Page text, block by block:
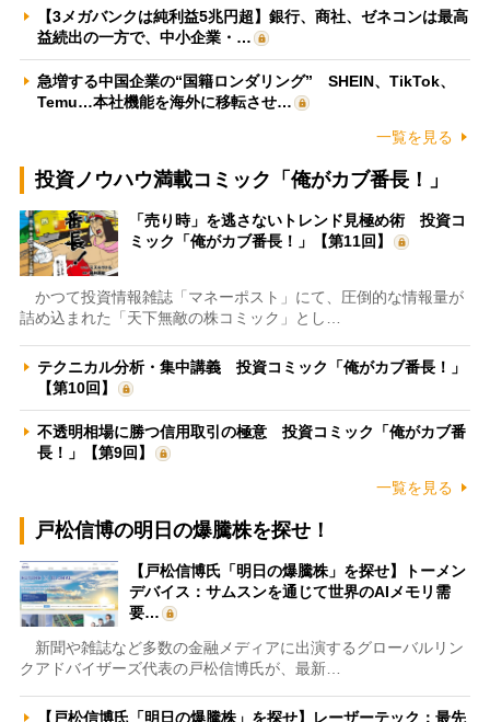
【3メガバンクは純利益5兆円超】銀行、商社、ゼネコンは最高
益続出の一方で、中小企業・…
急増する中国企業の“国籍ロンダリング” SHEIN、TikTok、
Temu…本社機能を海外に移転させ…
一覧を見る
投資ノウハウ満載コミック「俺がカブ番長！」
「売り時」を逃さないトレンド見極め術 投資コ
ミック「俺がカブ番長！」【第11回】
かつて投資情報雑誌「マネーポスト」にて、圧倒的な情報量が
詰め込まれた「天下無敵の株コミック」とし…
テクニカル分析・集中講義 投資コミック「俺がカブ番長！」
【第10回】
不透明相場に勝つ信用取引の極意 投資コミック「俺がカブ番
長！」【第9回】
一覧を見る
戸松信博の明日の爆騰株を探せ！
【戸松信博氏「明日の爆騰株」を探せ】トーメン
デバイス：サムスンを通じて世界のAIメモリ需
要…
新聞や雑誌など多数の金融メディアに出演するグローバルリン
クアドバイザーズ代表の戸松信博氏が、最新…
【戸松信博氏「明日の爆騰株」を探せ】レーザーテック：最先